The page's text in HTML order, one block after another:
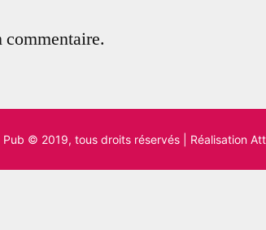
Pub © 2019, tous droits réservés | Réalisation